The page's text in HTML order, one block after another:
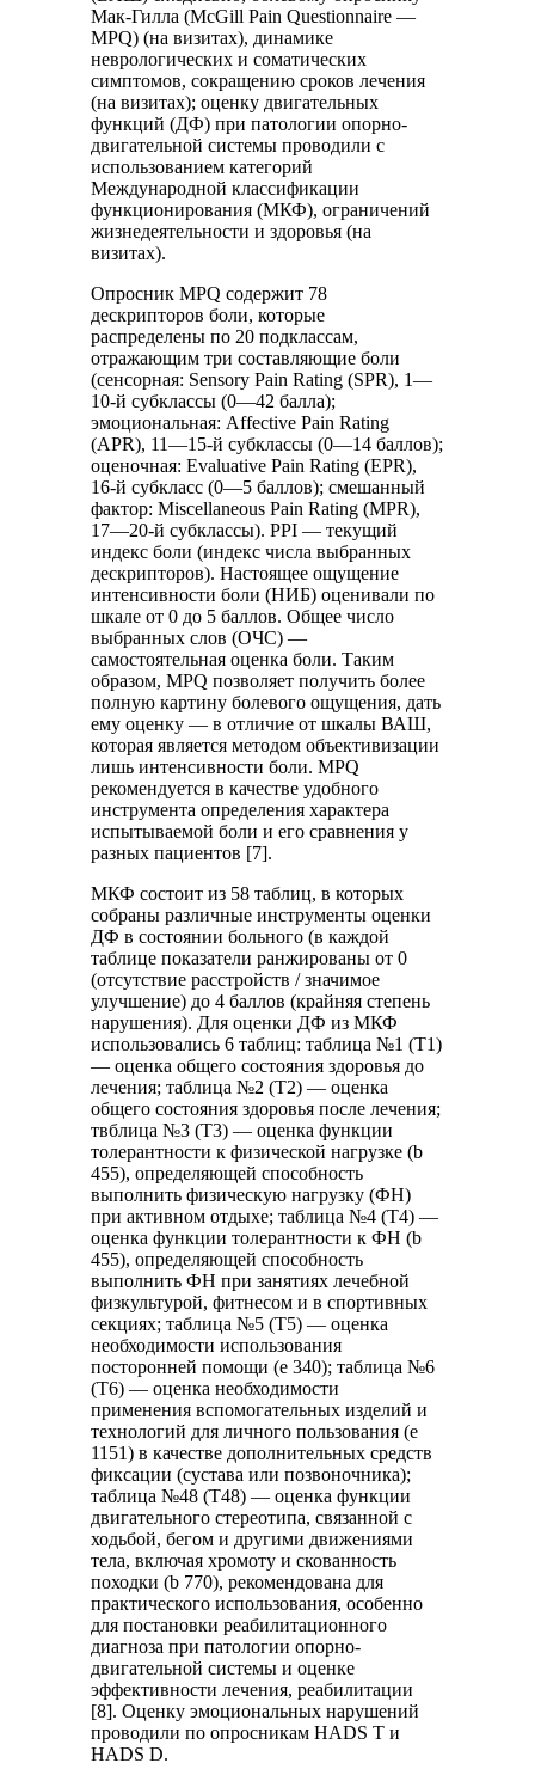
Мак-Гилла (McGill Pain Questionnaire —
MPQ) (на визитах), динамике
неврологических и соматических
симптомов, сокращению сроков лечения
(на визитах); оценку двигательных
функций (ДФ) при патологии опорно-
двигательной системы проводили с
использованием категорий
Международной классификации
функционирования (МКФ), ограничений
жизнедеятельности и здоровья (на
визитах).
Опросник MPQ содержит 78
дескрипторов боли, которые
распределены по 20 подклассам,
отражающим три составляющие боли
(сенсорная: Sensory Pain Rating (SPR), 1—
10-й субклассы (0—42 балла);
эмоциональная: Affective Pain Rating
(APR), 11—15-й субклассы (0—14 баллов);
оценочная: Evaluative Pain Rating (EPR),
16-й субкласс (0—5 баллов); смешанный
фактор: Miscellaneous Pain Rating (MPR),
17—20-й субклассы). PPI — текущий
индекс боли (индекс числа выбранных
дескрипторов). Настоящее ощущение
интенсивности боли (НИБ) оценивали по
шкале от 0 до 5 баллов. Общее число
выбранных слов (ОЧС) —
самостоятельная оценка боли. Таким
образом, MPQ позволяет получить более
полную картину болевого ощущения, дать
ему оценку — в отличие от шкалы ВАШ,
которая является методом объективизации
лишь интенсивности боли. MPQ
рекомендуется в качестве удобного
инструмента определения характера
испытываемой боли и его сравнения у
разных пациентов [7].
МКФ состоит из 58 таблиц, в которых
собраны различные инструменты оценки
ДФ в состоянии больного (в каждой
таблице показатели ранжированы от 0
(отсутствие расстройств / значимое
улучшение) до 4 баллов (крайняя степень
нарушения). Для оценки ДФ из МКФ
использовались 6 таблиц: таблица №1 (Т1)
— оценка общего состояния здоровья до
лечения; таблица №2 (Т2) — оценка
общего состояния здоровья после лечения;
твблица №3 (Т3) — оценка функции
толерантности к физической нагрузке (b
455), определяющей способность
выполнить физическую нагрузку (ФН)
при активном отдыхе; таблица №4 (Т4) —
оценка функции толерантности к ФН (b
455), определяющей способность
выполнить ФН при занятиях лечебной
физкультурой, фитнесом и в спортивных
секциях; таблица №5 (Т5) — оценка
необходимости использования
посторонней помощи (e 340); таблица №6
(Т6) — оценка необходимости
применения вспомогательных изделий и
технологий для личного пользования (e
1151) в качестве дополнительных средств
фиксации (сустава или позвоночника);
таблица №48 (Т48) — оценка функции
двигательного стереотипа, связанной с
ходьбой, бегом и другими движениями
тела, включая хромоту и скованность
походки (b 770), рекомендована для
практического использования, особенно
для постановки реабилитационного
диагноза при патологии опорно-
двигательной системы и оценке
эффективности лечения, реабилитации
[8]. Оценку эмоциональных нарушений
проводили по опросникам HADS T и
HADS D.